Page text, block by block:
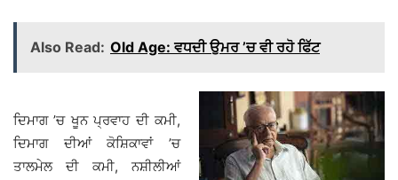
Also Read: Old Age: ਵਧਦੀ ਉਮਰ ’ਚ ਵੀ ਰਹੋ ਫਿੱਟ
ਦਿਮਾਗ ’ਚ ਖੂਨ ਪ੍ਰਵਾਹ ਦੀ ਕਮੀ,
ਦਿਮਾਗ ਦੀਆਂ ਕੋਸ਼ਿਕਾਵਾਂ ’ਚ
ਤਾਲਮੇਲ ਦੀ ਕਮੀ, ਨਸ਼ੀਲੀਆਂ